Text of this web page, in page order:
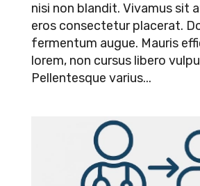
nisi non blandit. Vivamus sit
eros consectetur placerat.
fermentum augue. Mauris
lorem, non cursus libero
Pellentesque varius...